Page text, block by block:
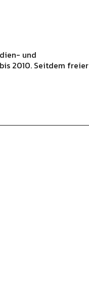
und
2010. Seitdem freier